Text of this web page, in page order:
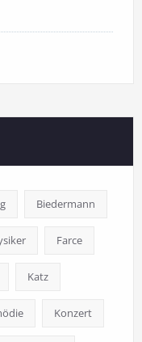
Biedermann
Farce
Katz
Konzert